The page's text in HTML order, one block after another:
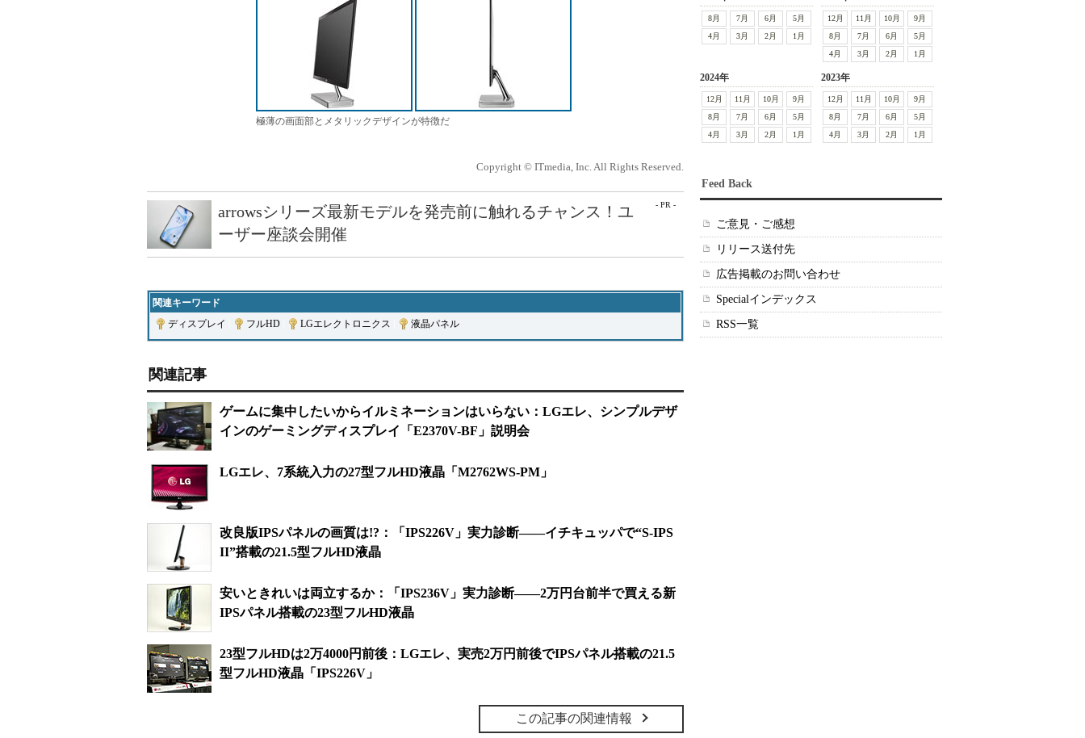
極薄の画面部とメタリックデザインが特徴だ
Copyright © ITmedia, Inc. All Rights Reserved.
- PR -
arrowsシリーズ最新モデルを発売前に触れるチャンス！ユ
ーザー座談会開催
関連キーワード
ディスプレイ
フルHD LGエレクトロニクス 液晶パネル
関連記事
ゲームに集中したいからイルミネーションはいらない：LGエレ、シンプルデザ
インのゲーミングディスプレイ「E2370V-BF」説明会
LGエレ、7系統入力の27型フルHD液晶「M2762WS-PM」
改良版IPSパネルの画質は!?：「IPS226V」実力診断――イチキュッパで“S-IPS
II”搭載の21.5型フルHD液晶
安いときれいは両立するか：「IPS236V」実力診断――2万円台前半で買える新
IPSパネル搭載の23型フルHD液晶
23型フルHDは2万4000円前後：LGエレ、実売2万円前後でIPSパネル搭載の21.5
型フルHD液晶「IPS226V」
この記事の関連情報
8月 7月 6月
5月
4月
3月 2月 1月
12月 11月 10月
9月
8月
7月 6月
5月
4月
3月 2月 1月
2024年
12月 11月 10月
9月
8月
7月 6月
5月
4月
3月 2月 1月
2023年
12月 11月 10月
9月
8月
7月 6月
5月
4月
3月 2月 1月
Feed Back
ご意見・ご感想
リリース送付先
広告掲載のお問い合わせ
Specialインデックス
RSS一覧